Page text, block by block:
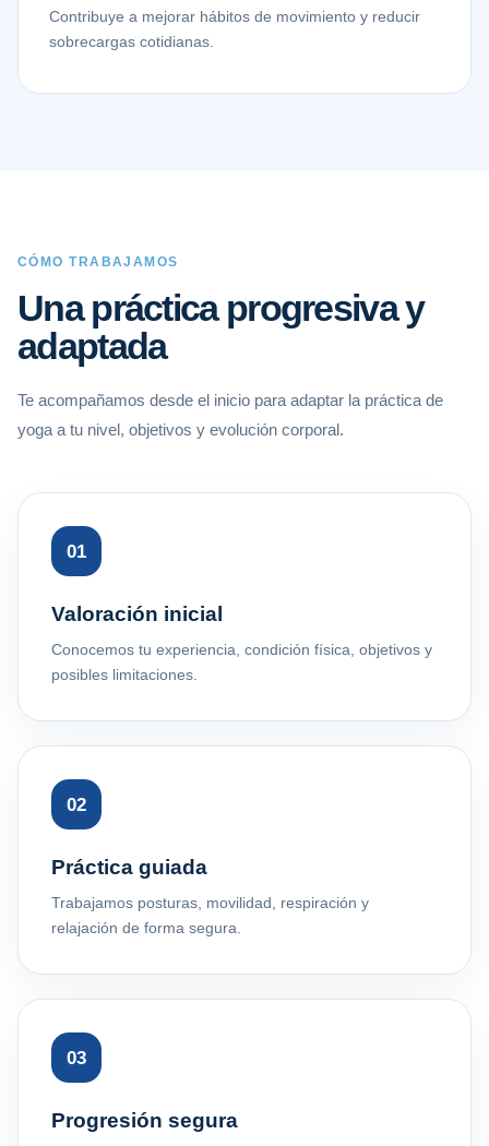
Contribuye a mejorar hábitos de movimiento y reducir
sobrecargas cotidianas.
CÓMO TRABAJAMOS
Una práctica progresiva y
adaptada
Te acompañamos desde el inicio para adaptar la práctica de
yoga a tu nivel, objetivos y evolución corporal.
01
Valoración inicial
Conocemos tu experiencia, condición física, objetivos y
posibles limitaciones.
02
Práctica guiada
Trabajamos posturas, movilidad, respiración y
relajación de forma segura.
03
Progresión segura